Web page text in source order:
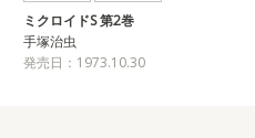
ミクロイドS 第2巻
手塚治虫
発売日：1973.10.30